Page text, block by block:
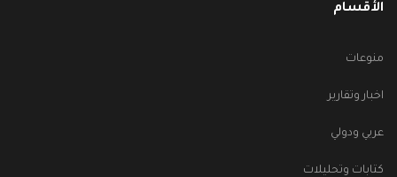
الأقسام
منوعات
اخبار وتقارير
عربي ودولي
كتابات وتحليلات